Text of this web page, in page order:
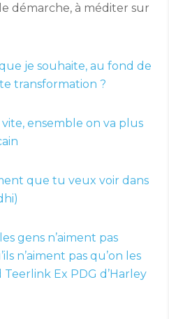
démarche, à méditer sur
je souhaite, au fond de
transformation ?
ensemble on va plus
que tu veux voir dans
gens n’aiment pas
n’aiment pas qu’on les
Ex PDG d’Harley